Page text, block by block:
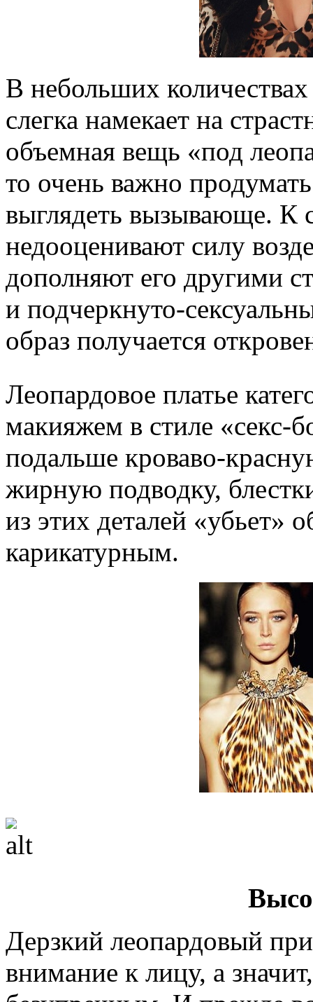
В небольших
слегка намекает на
объемная вещь «под
то очень важно
выглядеть вызывающе. К
недооценивают силу
дополняют его другими
и подчеркнуто-
образ получается
Леопардовое платье
макияжем в стиле «секс-
подальше кроваво-
жирную подводку,
из этих деталей «убьет»
карикатурным.
Дерзкий леопардовый
внимание к лицу, а